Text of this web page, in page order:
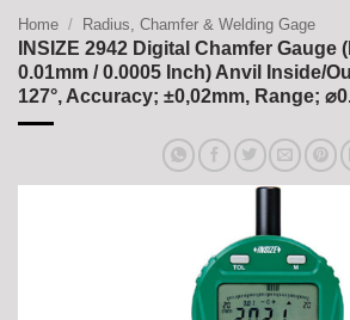
Home / Radius, Chamfer & Welding Gage
INSIZE 2942 Digital Chamfer Gauge
0.01mm / 0.0005 Inch) Anvil Inside/
127°, Accuracy; ±0,02mm, Range;